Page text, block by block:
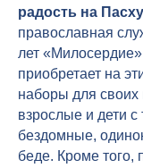
радость на
православная
лет
приобретает на
наборы для
взрослые и дети
бездомные,
беде. Кроме того,